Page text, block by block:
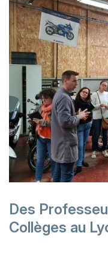
Des Professeurs Principaux de
Collèges au